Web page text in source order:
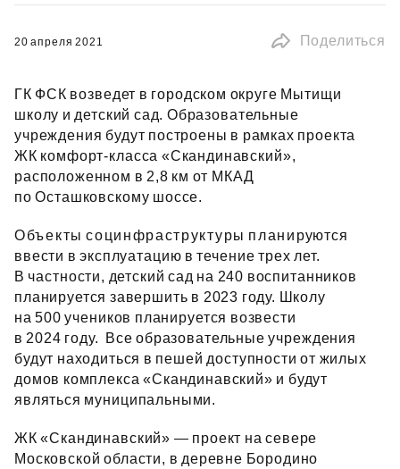
20 апреля 2021 Поделиться
ГК ФСК возведет в городском округе Мытищи
школу и детский сад. Образовательные
учреждения будут построены в рамках проекта
ЖК комфорт‑класса «Скандинавский»,
расположенном в 2,8 км от МКАД
по Осташковскому шоссе.
Объекты социнфраструктуры планируются
ввести в эксплуатацию в течение трех лет.
В частности, детский сад на 240 воспитанников
планируется завершить в 2023 году. Школу
на 500 учеников планируется возвести
в 2024 году. Все образовательные учреждения
будут находиться в пешей доступности от жилых
домов комплекса «Скандинавский» и будут
являться муниципальными.
ЖК «Скандинавский» — проект на севере
Московской области, в деревне Бородино